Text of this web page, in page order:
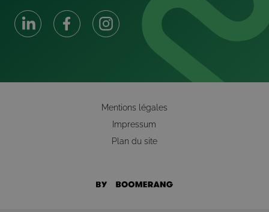
Mentions légales
Impressum
Plan du site